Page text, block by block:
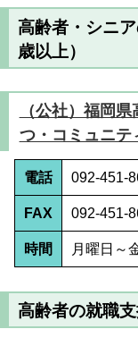
高齢者・シニ
歳以上）
（公社）福岡
つ・コミュニテ
電話 092-451-
FAX 092-451-
時間 月曜日～
高齢者の就職